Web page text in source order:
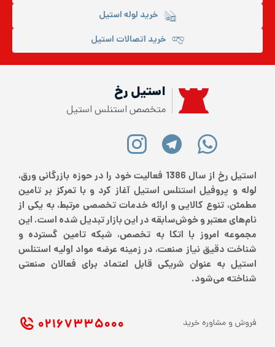
خرید لوله استیل
خرید اتصالات استیل
استیل رخ
متخصص استنلس استیل
استیل رخ از سال 1386 فعالیت خود را در حوزه بازرگانی ورق،
لوله و پروفیل استنلس استیل آغاز کرد و با تمرکز بر تامین
مطمئن، تنوع کالایی و ارائه خدمات تخصصی مرتبط، به یکی از
نام‌های معتبر و خوش‌سابقه در این بازار تبدیل شده است. این
مجموعه امروز با اتکا به تخصص، شبکه تامین گسترده و
شناخت دقیق نیاز صنعت، در زمینه عرضه مواد اولیه استنلس
استیل به عنوان شریکی قابل اعتماد برای فعالان صنعتی
شناخته می‌شود.
فروش و مشاوره خرید ۰۲۱ ۶۷۳۳۵۰۰۰